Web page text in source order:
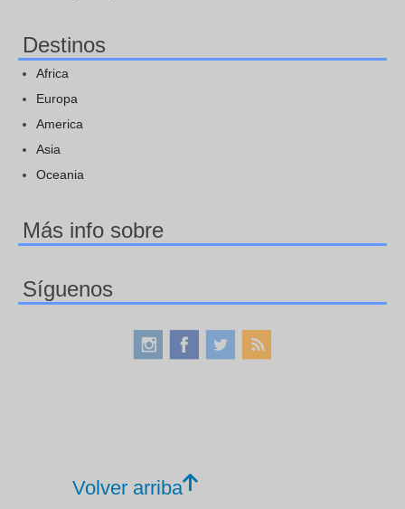
Destinos
Africa
Europa
America
Asia
Oceania
Más info sobre
Síguenos
Volver arriba